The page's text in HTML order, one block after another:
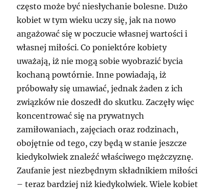
często może być niesłychanie bolesne. Dużo
kobiet w tym wieku uczy się, jak na nowo
angażować się w poczucie własnej wartości i
własnej miłości. Co poniektóre kobiety
uważają, iż nie mogą sobie wyobrazić bycia
kochaną powtórnie. Inne powiadają, iż
próbowały się umawiać, jednak żaden z ich
związków nie doszedł do skutku. Zaczęły więc
koncentrować się na prywatnych
zamiłowaniach, zajęciach oraz rodzinach,
obojętnie od tego, czy będą w stanie jeszcze
kiedykolwiek znaleźć właściwego mężczyznę.
Zaufanie jest niezbędnym składnikiem miłości
– teraz bardziej niż kiedykolwiek. Wiele kobiet